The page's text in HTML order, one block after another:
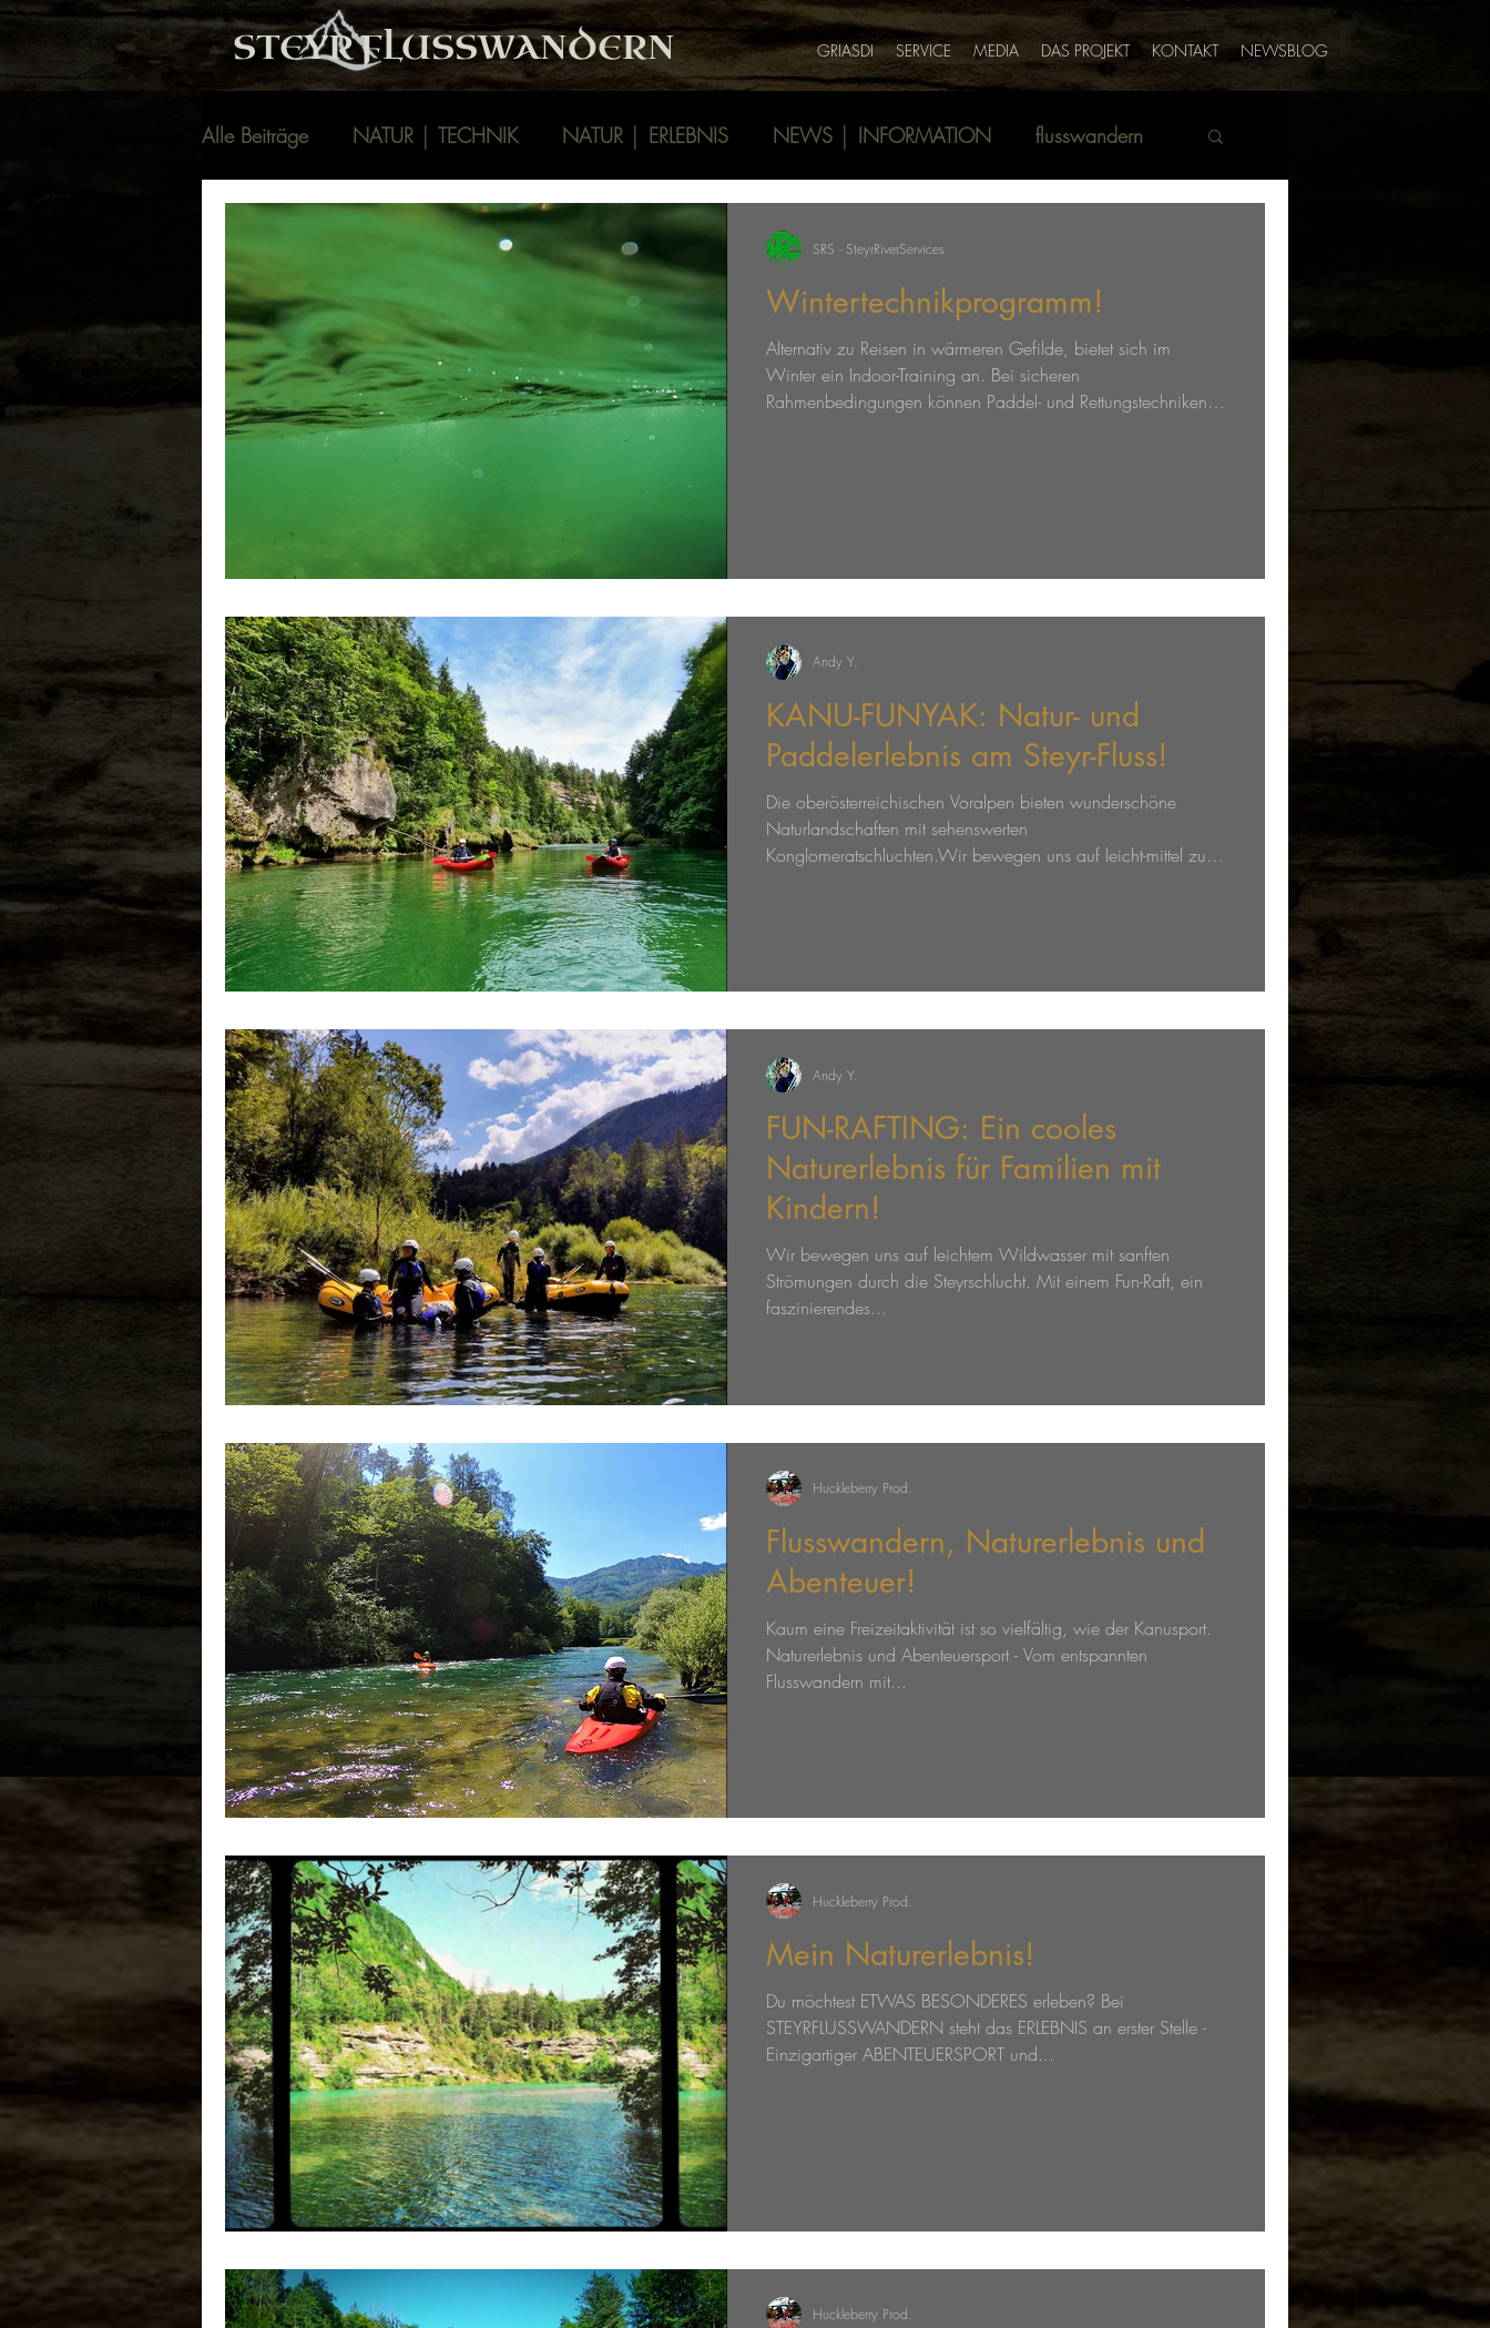
STEYRFLUSSWANDERN GRIASDI SERVICE MEDIA DAS PROJEKT KONTAKT NEWSBLOG
Alle Beiträge NATUR │ TECHNIK NATUR │ ERLEBNIS NEWS │ INFORMATION flusswandern
steyr flusswandern steyr fluss kanu kajak
kanu wanderfahren Wintertechnikprogramm!
Alternativ zu Reisen in wärmeren Gefilde, bietet sich im
Winter ein Indoor-Training an. Bei sicheren
Rahmenbedingungen können Paddel- und Rettungstechniken
SRS - SteyrRiverServices
KANU-FUNYAK: Natur- und
Paddelerlebnis am Steyr-Fluss!
Die oberösterreichischen Voralpen bieten wunderschöne
Naturlandschaften mit sehenswerten
Konglomeratschluchten.Wir bewegen uns auf leicht-mittel zu
Molln/Agonitz bis Obergründburg/Haunoldmühle. Dabei
Andy Y.
FUN-RAFTING: Ein cooles
Naturerlebnis für Familien mit
Kindern!
Wir bewegen uns auf leichtem Wildwasser mit sanften
Strömungen durch die Steyrschlucht. Mit einem Fun-Raft, ein
faszinierendes...
Andy Y.
Flusswandern, Naturerlebnis und
Abenteuer!
Kaum eine Freizeitaktivität ist so vielfältig, wie der Kanusport.
Naturerlebnis und Abenteuersport - Vom entspannten
Flusswandern mit...
Huckleberry Prod.
Mein Naturerlebnis!
Du möchtest ETWAS BESONDERES erleben? Bei
STEYRFLUSSWANDERN steht das ERLEBNIS an erster Stelle -
Einzigartiger ABENTEUERSPORT und...
Huckleberry Prod.
Huckleberry Prod.